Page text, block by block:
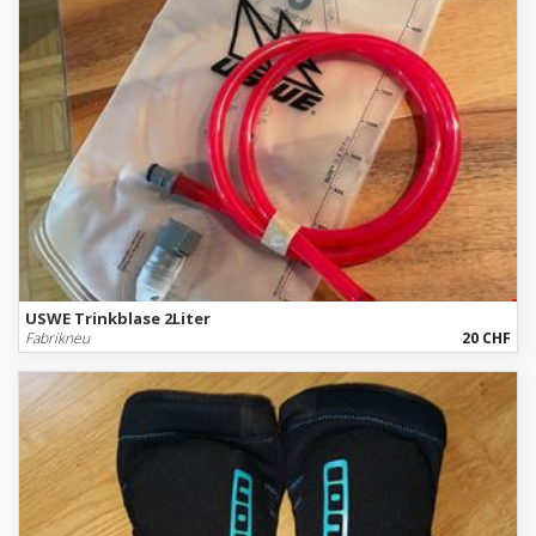
USWE Trinkblase 2Liter
Fabrikneu 20 CHF